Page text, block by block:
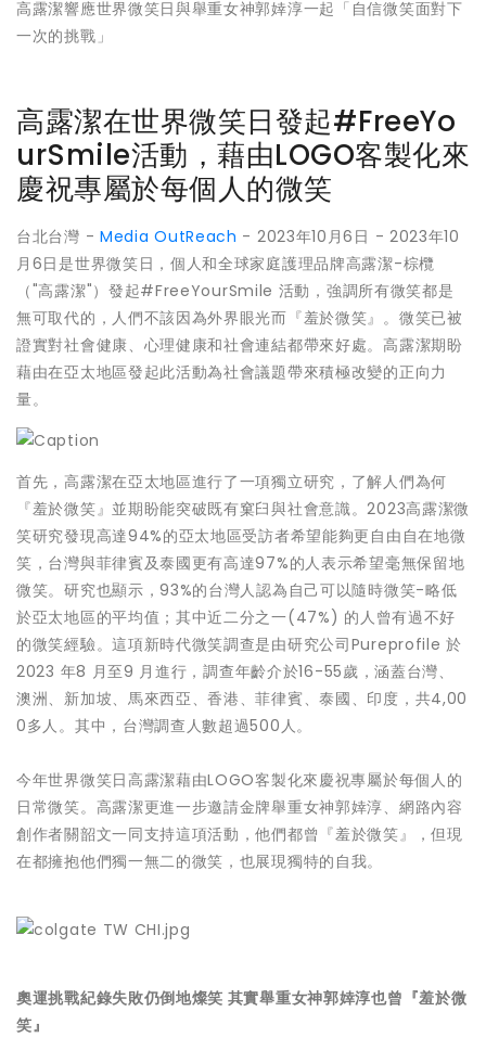
高露潔響應世界微笑日與舉重女神郭婞淳一起「自信微笑面對下
一次的挑戰」
高露潔在世界微笑日發起#FreeYo
urSmile活動，藉由LOGO客製化來
慶祝專屬於每個人的微笑
台北台灣 - Media OutReach - 2023年10月6日 - 2023年10
月6日是世界微笑日，個人和全球家庭護理品牌高露潔-棕欖
（"高露潔"）發起#FreeYourSmile 活動，強調所有微笑都是
無可取代的，人們不該因為外界眼光而『羞於微笑』。微笑已被
證實對社會健康、心理健康和社會連結都帶來好處。高露潔期盼
藉由在亞太地區發起此活動為社會議題帶來積極改變的正向力
量。
首先，高露潔在亞太地區進行了一項獨立研究，了解人們為何
『羞於微笑』並期盼能突破既有窠臼與社會意識。2023高露潔微
笑研究發現高達94%的亞太地區受訪者希望能夠更自由自在地微
笑，台灣與菲律賓及泰國更有高達97%的人表示希望毫無保留地
微笑。研究也顯示，93%的台灣人認為自己可以隨時微笑-略低
於亞太地區的平均值；其中近二分之一(47%) 的人曾有過不好
的微笑經驗。這項新時代微笑調查是由研究公司Pureprofile 於
2023 年8 月至9 月進行，調查年齡介於16-55歲，涵蓋台灣、
澳洲、新加坡、馬來西亞、香港、菲律賓、泰國、印度，共4,00
0多人。其中，台灣調查人數超過500人。
今年世界微笑日高露潔藉由LOGO客製化來慶祝專屬於每個人的
日常微笑。高露潔更進一步邀請金牌舉重女神郭婞淳、網路內容
創作者關韶文一同支持這項活動，他們都曾『羞於微笑』，但現
在都擁抱他們獨一無二的微笑，也展現獨特的自我。
奧運挑戰紀錄失敗仍倒地燦笑 其實舉重女神郭婞淳也曾『羞於微
笑』